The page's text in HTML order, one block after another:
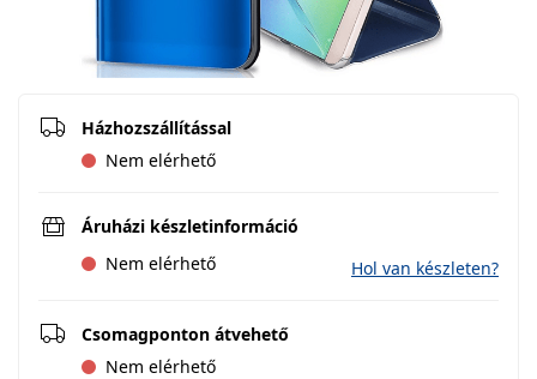
Házhozszállítással
Nem elérhető
Áruházi készletinformáció
Nem elérhető
Hol van készleten?
Csomagponton átvehető
Nem elérhető